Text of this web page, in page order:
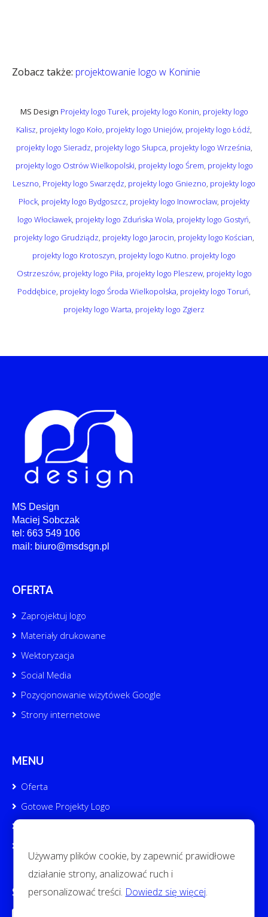
Zobacz także: projektowanie logo w Koninie
MS Design Projekty logo Turek, projekty logo Konin, projekty logo
Kalisz, projekty logo Koło, projekty logo Uniejów, projekty logo Łódź,
projekty logo Sieradz, projekty logo Słupca, projekty logo Września,
projekty logo Ostrów Wielkopolski, projekty logo Śrem, projekty logo
Leszno, Projekty logo Swarzędz, projekty logo Gniezno, projekty logo
Płock, projekty logo Bydgoszcz, projekty logo Inowrocław, projekty
logo Włocławek, projekty logo Zduńska Wola, projekty logo Gostyń,
projekty logo Grudziądz, projekty logo Jarocin, projekty logo Kościan,
projekty logo Krotoszyn, projekty logo Kutno. projekty logo
Ostrzeszów, projekty logo Piła, projekty logo Pleszew, projekty logo
Poddębice, projekty logo Środa Wielkopolska, projekty logo Toruń,
projekty logo Warta, projekty logo Zgierz
MS Design
Maciej Sobczak
tel: 663 549 106
mail: biuro@msdsgn.pl
OFERTA
Zaprojektuj logo
Materiały drukowane
Wektoryzacja
Social Media
Pozycjonowanie wizytówek Google
Strony internetowe
MENU
Oferta
Gotowe Projekty Logo
SOCIAL MEDIA
Używamy plików cookie, by zapewnić prawidłowe
działanie strony, analizować ruch i
personalizować treści. Dowiedz się więcej.